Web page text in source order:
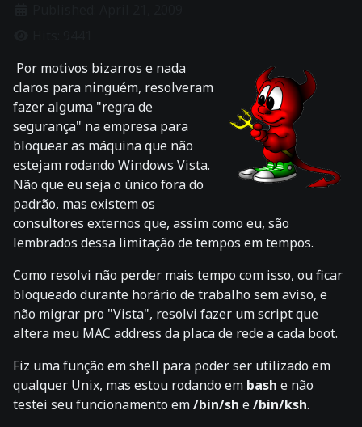
Por motivos bizarros e nada
claros para ninguém, resolveram
fazer alguma "regra de
segurança" na empresa para
bloquear as máquina que não
estejam rodando Windows Vista.
Não que eu seja o único fora do
padrão, mas existem os
consultores externos que, assim como eu, são
lembrados dessa limitação de tempos em tempos.
Como resolvi não perder mais tempo com isso, ou ficar
bloqueado durante horário de trabalho sem aviso, e
não migrar pro "Vista", resolvi fazer um script que
altera meu MAC address da placa de rede a cada boot.
Fiz uma função em shell para poder ser utilizado em
qualquer Unix, mas estou rodando em bash e não
testei seu funcionamento em/bin/sh e/bin/ksh.